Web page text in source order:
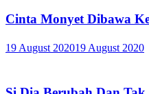
Cinta Monyet Dibawa
19 August 202019 August 2020